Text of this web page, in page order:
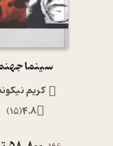
سینما
کریم
4.8
(
15
)